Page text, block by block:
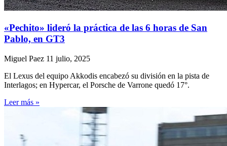
«Pechito» lideró la práctica de las 6 horas de San
Pablo, en GT3
Miguel Paez 11 julio, 2025
El Lexus del equipo Akkodis encabezó su división en la pista de
Interlagos; en Hypercar, el Porsche de Varrone quedó 17°.
Leer más »